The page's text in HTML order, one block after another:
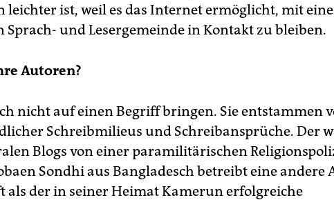
leichter ist, weil es das Internet ermöglicht, mit
Sprach- und Lesergemeinde in Kontakt zu bleiben.
Autoren?
nicht auf einen Begriff bringen. Sie entstammen
Schreibmilieus und Schreibansprüche. Der
Blogs von einer paramilitärischen
Sondhi aus Bangladesch betreibt eine andere
als der in seiner Heimat Kamerun erfolgreiche